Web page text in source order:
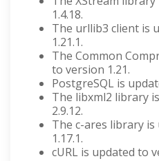
1.4.18.
The urllib3 client is
1.21.1.
The Common
to version 1.21.
PostgreSQL is
The libxml2 library
2.9.12.
The c-ares library
1.17.1.
cURL is updated to